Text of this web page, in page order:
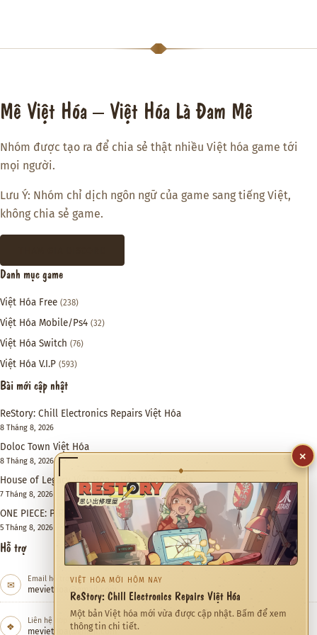
Mê Việt Hóa – Việt Hóa Là Đam Mê
Nhóm được tạo ra để chia sẻ thật nhiều Việt hóa game tới
mọi người.
Lưu Ý: Nhóm chỉ dịch ngôn ngữ của game sang tiếng Việt,
không chia sẻ game.
Danh mục game
Việt Hóa Free (238)
Việt Hóa Mobile/Ps4 (32)
Việt Hóa Switch (76)
Việt Hóa V.I.P (593)
Bài mới cập nhật
ReStory: Chill Electronics Repairs Việt Hóa
8 Tháng 8, 2026
Doloc Town Việt Hóa
8 Tháng 8, 2026
House of Legacy Việt Hóa – Hào Môn Thế Gia
7 Tháng 8, 2026
ONE PIECE: PIRATE WARRIORS 4 Việt Hóa
5 Tháng 8, 2026
Hỗ trợ
✉ Email hỗ trợ
meviethoa@gmail.com
❖ Liên hệ hợp tác
meviethoa@gmail.com
×
◆
CỘNG ĐỒNG ĐANG QUAN TÂM
Quỷ Cốc Bát Hoang Việt Hóa
Việt hóa Game đang được xem nhiều trong tháng này.